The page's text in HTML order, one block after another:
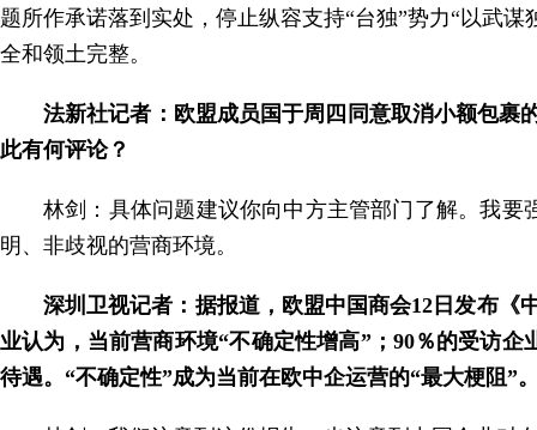
题所作承诺落到实处，停止纵容支持“台独”势力“以武
全和领土完整。
法新社记者：欧盟成员国于周四同意取消小额包裹
此有何评论？
林剑：具体问题建议你向中方主管部门了解。我
明、非歧视的营商环境。
深圳卫视记者：据报道，欧盟中国商会12日发布《
业认为，当前营商环境“不确定性增高”；90％的受访
待遇。“不确定性”成为当前在欧中企运营的“最大梗阻”